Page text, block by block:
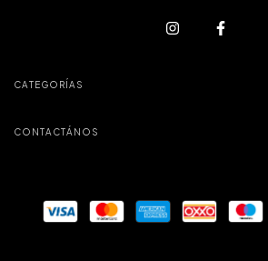
CATEGORÍAS
CONTACTÁNOS